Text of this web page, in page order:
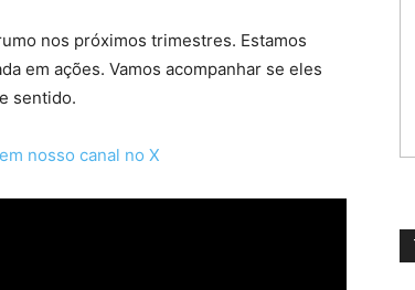
nos próximos trimestres. Estamos
em ações. Vamos acompanhar se eles
sentido.
nosso canal no X